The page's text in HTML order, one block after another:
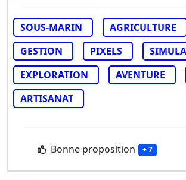
SOUS-MARIN
AGRICULTURE
GESTION
PIXELS
EXPLORATION
AVENTURE
ARTISANAT
Bonne proposition + 7